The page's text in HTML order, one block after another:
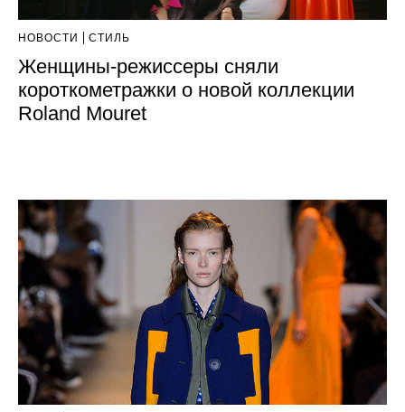
НОВОСТИ СТИЛЬ
Женщины-режиссеры сняли
короткометражки о новой коллекции
Roland Mouret